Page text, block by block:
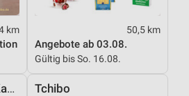
km 50,5 km
Angebote ab 03.08.
Gültig bis So. 16.08.
GALERIA Karstadt Kaufhof Tchibo
durch Statistiken oder
aus verschiedenen
der Angebote
Daten zur Auswahl von